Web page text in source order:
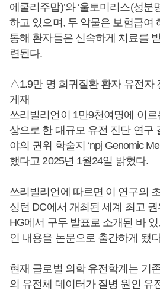
에쿨리주맙)’와 ‘울토미리스(성분
하고 있으며, 두 약물은 보험급여
통해 환자들은 신속하게 치료를
련된다.
△1.9만 명 희귀질환 환자 유전자
게재
쓰리빌리언이 1만9천여명에 이
상으로 한 대규모 유전 진단 연구
야의 권위 학술지 ‘npj Genomic
했다고 2025년 1월24일 밝혔다.
쓰리빌리언에 따르면 이 연구의
싱턴 DC에서 개최된 세계 최고
HG에서 구두 발표로 소개된 바
인 내용을 논문으로 출간하게 됐
현재 글로벌 의학 유전학계는 기
의 유전체 데이터가 질병 원인 유